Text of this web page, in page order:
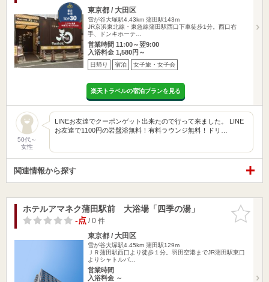
東京都 / 大田区
雪が谷大塚駅4.43km 蒲田駅143m
JR京浜東北線・東急線蒲田駅西口下車徒歩1分。西口右
手、ドンキホーテ…
営業時間 11:00～翌9:00
入浴料金 1,580円～
日帰り 宿泊 女子旅・女子会
楽天トラベルの宿泊プランを見る
50代～
女性
LINEお友達でクーポンゲット出来たので行って来ました。 LINE
お友達で1100円の岩盤浴無料！有料ラウンジ無料！ドリ…
関連情報から探す
お気に入
りに追加
ホテルアマネク蒲田駅前 大浴場「四季の湯」
-点/ 0 件
東京都 / 大田区
雪が谷大塚駅4.45km 蒲田駅129m
ＪＲ蒲田駅西口より徒歩１分。羽田空港までJR蒲田駅東口
よりシャトルバ…
営業時間
入浴料金 ～